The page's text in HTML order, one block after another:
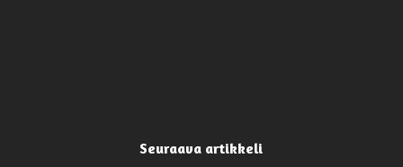
Seuraava artikkeli